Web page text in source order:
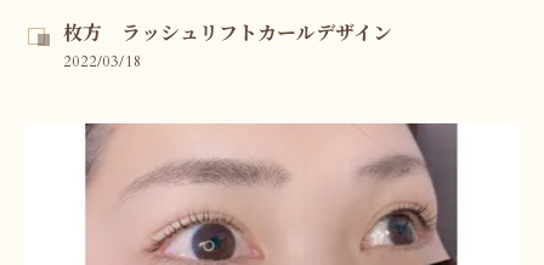
枚方 ラッシュリフトカールデザイン
2022/03/18